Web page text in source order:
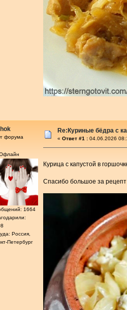
форума
1664
Россия,
Петербург
Re:Куриные бёдра с
« Ответ #1 : 04.06.2026
Курица с капустой в
Спасибо большое за